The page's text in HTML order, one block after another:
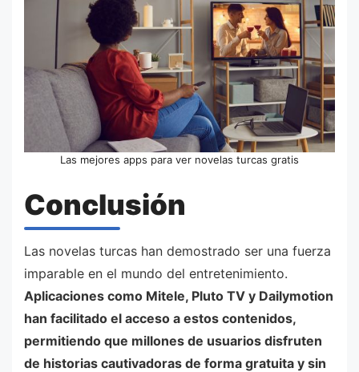
Las mejores apps para ver novelas turcas gratis
Conclusión
Las novelas turcas han demostrado ser una fuerza
imparable en el mundo del entretenimiento.
Aplicaciones como Mitele, Pluto TV y Dailymotion
han facilitado el acceso a estos contenidos,
permitiendo que millones de usuarios disfruten
de historias cautivadoras de forma gratuita y sin